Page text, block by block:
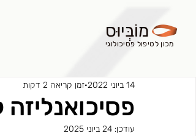
מכון לטיפול פסיכולוגי
מוֹבְּיוּס
14 ביוני 2022 זמן קריאה 2 דקות
עודכן: 24 ביוני 2025